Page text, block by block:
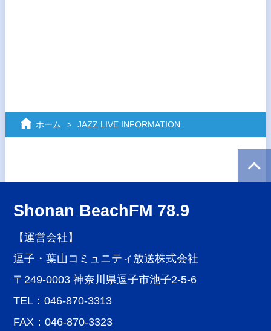
ホーム JAZZ LIVE INFORMATION
Shonan BeachFM 78.9
【運営会社】
逗子・葉山コミュニティ放送株式会社
〒249-0003 神奈川県逗子市池子2-5-6
TEL：046-870-3313
FAX：046-870-3323